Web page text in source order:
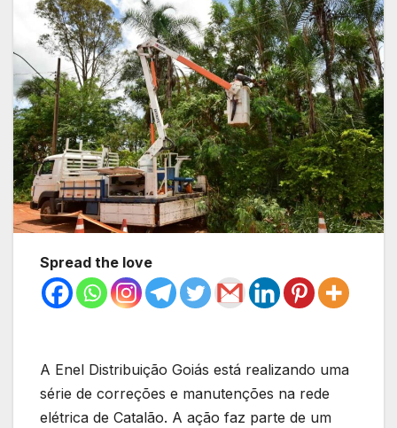
Spread the love
A Enel Distribuição Goiás está realizando uma
série de correções e manutenções na rede
elétrica de Catalão. A ação faz parte de um